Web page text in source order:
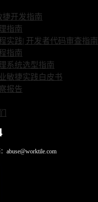
捷开发指南
指南
实践| 开发者代码审查指南
指南
系统选型指南
敏捷实践白皮书
报告
abuse@worktile.com